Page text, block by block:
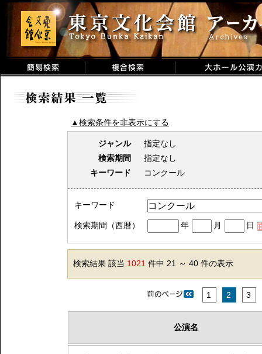
▲検索条件を非表示にする
ジャンル
指定なし
検索期間
指定なし
キーワード
コンクール
キーワード
検索期間（西暦） 年 月 日
検索結果 該当 1021 件中 21 ～ 40 件の表示
1 2 3
公演名